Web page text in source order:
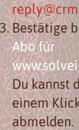
Bestätige
Abo für
Du kannst
einem
abmelden.